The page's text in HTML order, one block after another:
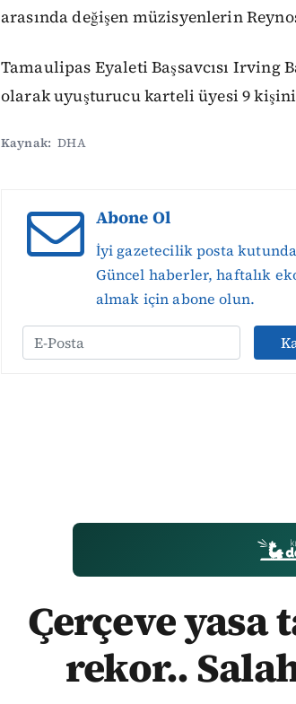
arasında değişen müzisyenlerin
Tamaulipas Eyaleti Başsavcısı
olarak uyuşturucu karteli üyesi 9
Kaynak: DHA
Abone Ol
İyi gazetecilik posta
Güncel haberler, haftalık
almak için abone olun.
Çerçeve yasa
rekor..